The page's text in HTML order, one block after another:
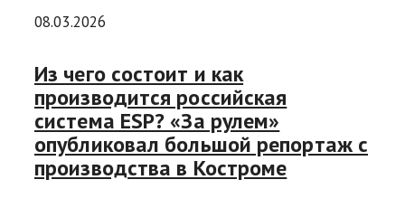
08.03.2026
Из чего состоит и как
производится российская
система ESP? «За рулем»
опубликовал большой репортаж с
производства в Костроме